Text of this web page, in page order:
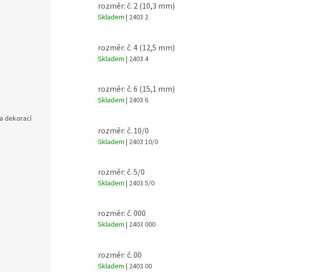
dekorací
rozměr: č. 2 (10,3 mm)
Skladem | 2403 2
rozměr: č. 4 (12,5 mm)
Skladem | 2403 4
rozměr: č. 6 (15,1 mm)
Skladem | 2403 6
rozměr: č. 10/0
Skladem | 2403 10/0
rozměr: č. 5/0
Skladem | 2403 5/0
rozměr: č. 000
Skladem | 2403 000
rozměr: č. 00
Skladem | 2403 00